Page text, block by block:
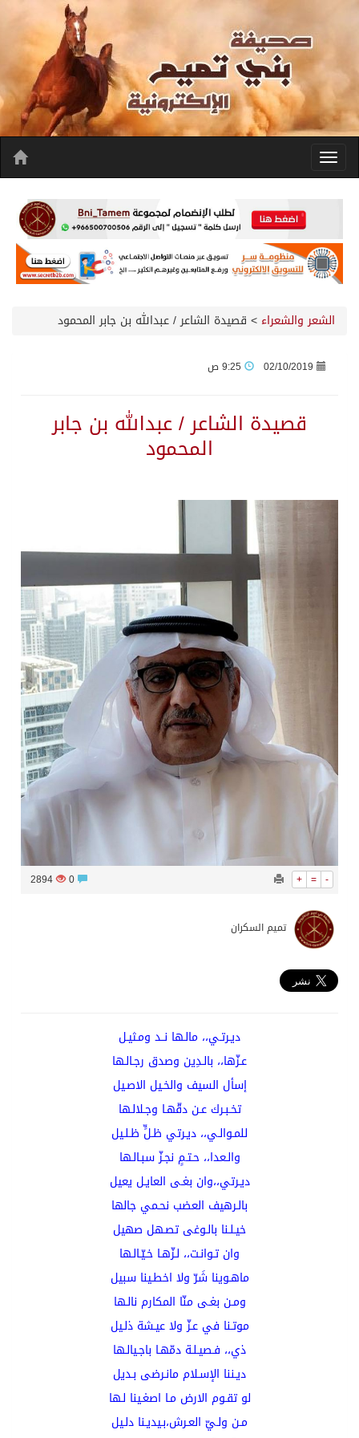
الشعر والشعراء > قصيدة الشاعر / عبدالله بن جابر المحمود
02/10/2019
قصيدة الشاعر / عبدالله بن جابر
المحمود
+ = -
2894
تميم السكران
ديـرتـي،، مالـها نــد ومـثيـل
عـزّها،، بالـدِين وصدق رجـالـها
إسأل السيف والخـيل الاصـيل
تخـبـرك عـن دقّهـا وجـلالـها
للمـوالـي،، ديـرتي ظـلٍّ ظـلـيل
والـعدا،، حـتـمٍ نجـزّ سبـالـها
ديـرتي،،وان بغـى العايـل يعيل
بالـرهيف العضب نحـمي جالها
خيـلـنا بالـوغى تصـهل صهيل
وان تـوانـت،، لـزّهـا خـيّـالـها
ماهـوينا شَرّ ولا اخطـينا سبيل
ومـن بغـى منّا المكارم نالـها
موتـنا في عـزّ ولا عيـشة ذلـيل
ذي،، فـصيـلـة دمّهـا باجـيالـها
ديـننا الإسـلام مانـرضى بـديل
لو تقـوم الارض مـا اصغـينا لـها
مـن ولـيّ العـرش،بـيديـنا دلـيل